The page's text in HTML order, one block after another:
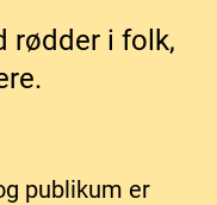
rødder i folk,
publikum er